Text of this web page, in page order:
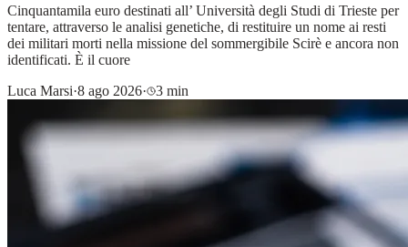
Cinquantamila euro destinati all’ Università degli Studi di Trieste per
tentare, attraverso le analisi genetiche, di restituire un nome ai resti
dei militari morti nella missione del sommergibile Scirè e ancora non
identificati. È il cuore
Luca Marsi·8 ago 2026· 3 min